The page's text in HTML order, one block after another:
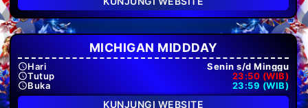
MICHIGAN MIDDDAY
Hari
Senin s/d Minggu
Tutup
23:50 (WIB)
Buka
23:59 (WIB)
KUNJUNGI WEBSITE